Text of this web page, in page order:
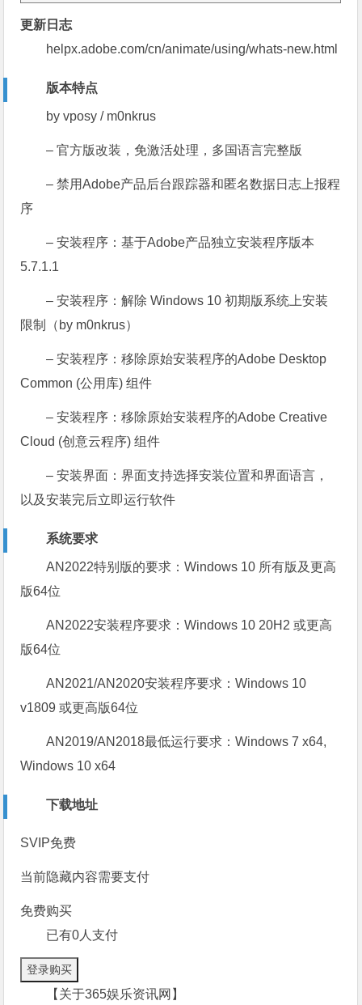
更新日志
helpx.adobe.com/cn/animate/using/whats-new.html
版本特点
by vposy / m0nkrus
– 官方版改装，免激活处理，多国语言完整版
– 禁用Adobe产品后台跟踪器和匿名数据日志上报程
序
– 安装程序：基于Adobe产品独立安装程序版本
5.7.1.1
– 安装程序：解除 Windows 10 初期版系统上安装
限制（by m0nkrus）
– 安装程序：移除原始安装程序的Adobe Desktop
Common (公用库) 组件
– 安装程序：移除原始安装程序的Adobe Creative
Cloud (创意云程序) 组件
– 安装界面：界面支持选择安装位置和界面语言，
以及安装完后立即运行软件
系统要求
AN2022特别版的要求：Windows 10 所有版及更高
版64位
AN2022安装程序要求：Windows 10 20H2 或更高
版64位
AN2021/AN2020安装程序要求：Windows 10
v1809 或更高版64位
AN2019/AN2018最低运行要求：Windows 7 x64,
Windows 10 x64
下载地址
SVIP免费
当前隐藏内容需要支付
免费购买
已有0 人支付
登录购买
【关于365娱乐资讯网】